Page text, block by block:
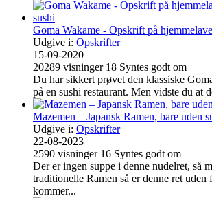
Goma Wakame - Opskrift på
Udgive i: Opskrifter
15-09-2020
20289 visninger 18 Syntes godt om
Du har sikkert prøvet den klassiske
på en sushi restaurant. Men vidste du at
Mazemen – Japansk Ramen, bare uden
Udgive i: Opskrifter
22-08-2023
2590 visninger 16 Syntes godt om
Der er ingen suppe i denne nudelret, så
traditionelle Ramen så er denne ret uden
kommer...